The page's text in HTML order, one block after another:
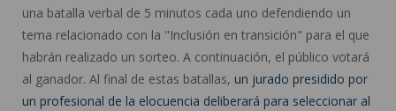
una batalla verbal de 5 minutos cada uno defendiendo un
tema relacionado con la "Inclusión en transición" para el que
habrán realizado un sorteo. A continuación, el público votará
al ganador. Al final de estas batallas, un jurado presidido por
un profesional de la elocuencia deliberará para seleccionar al